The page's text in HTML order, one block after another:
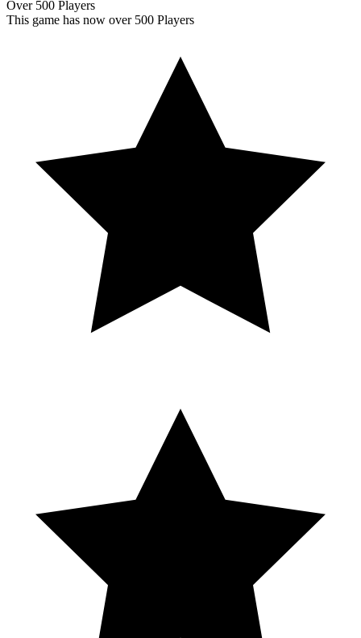
Over 500 Players
This game has now over 500 Players